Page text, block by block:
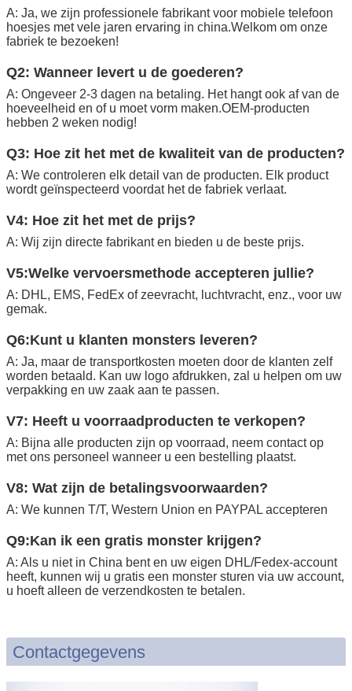
A: Ja, we zijn professionele fabrikant voor mobiele telefoon
hoesjes met vele jaren ervaring in china.Welkom om onze
fabriek te bezoeken!
Q2: Wanneer levert u de goederen?
A: Ongeveer 2-3 dagen na betaling. Het hangt ook af van de
hoeveelheid en of u moet vorm maken.OEM-producten
hebben 2 weken nodig!
Q3: Hoe zit het met de kwaliteit van de producten?
A: We controleren elk detail van de producten. Elk product
wordt geïnspecteerd voordat het de fabriek verlaat.
V4: Hoe zit het met de prijs?
A: Wij zijn directe fabrikant en bieden u de beste prijs.
V5:Welke vervoersmethode accepteren jullie?
A: DHL, EMS, FedEx of zeevracht, luchtvracht, enz., voor uw
gemak.
Q6:Kunt u klanten monsters leveren?
A: Ja, maar de transportkosten moeten door de klanten zelf
worden betaald. Kan uw logo afdrukken, zal u helpen om uw
verpakking en uw zaak aan te passen.
V7: Heeft u voorraadproducten te verkopen?
A: Bijna alle producten zijn op voorraad, neem contact op
met ons personeel wanneer u een bestelling plaatst.
V8: Wat zijn de betalingsvoorwaarden?
A: We kunnen T/T, Western Union en PAYPAL accepteren
Q9:Kan ik een gratis monster krijgen?
A: Als u niet in China bent en uw eigen DHL/Fedex-account
heeft, kunnen wij u gratis een monster sturen via uw account,
u hoeft alleen de verzendkosten te betalen.
Contactgegevens